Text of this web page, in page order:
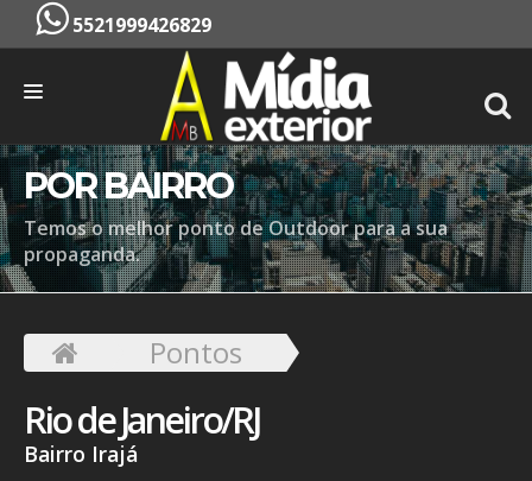
5521999426829
INÍCIO
EMPRESA
SERVIÇOS
CONTATO
ORÇAMENTO
POR BAIRRO
Temos o melhor ponto de Outdoor para a sua
propaganda.
Pontos
Rio de Janeiro/RJ
Bairro Irajá